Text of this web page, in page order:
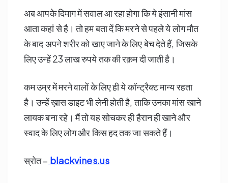
अब आपके दिमाग में सवाल आ रहा होगा कि ये इंसानी मांस
आता कहां से है। तो हम बता दें कि मरने से पहले ये लोग मौत
के बाद अपने शरीर को खाए जाने के लिए बेच देते हैं, जिसके
लिए उन्हें 23 लाख रुपये तक की रक़म दी जाती है।
कम उम्र में मरने वालों के लिए ही ये कॉन्ट्रैक्ट मान्य रहता
है। उन्हें ख़ास डाइट भी लेनी होती है, ताकि उनका मांस खाने
लायक बना रहे। मैं तो यह सोचकर ही हैरान ही खाने और
स्वाद के लिए लोग और किस हद तक जा सकते हैं।
स्रोत – blackvines.us